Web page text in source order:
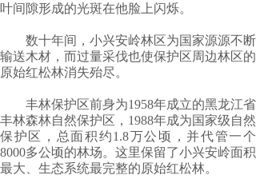
叶间隙形成的光斑在他脸上闪烁。
数十年间，小兴安岭林区为国家源源不断
输送木材，而过量采伐也使保护区周边林区的
原始红松林消失殆尽。
丰林保护区前身为1958年成立的黑龙江省
丰林森林自然保护区，1988年成为国家级自然
保护区，总面积约1.8万公顷，并代管一个
8000多公顷的林场。这里保留了小兴安岭面积
最大、生态系统最完整的原始红松林。